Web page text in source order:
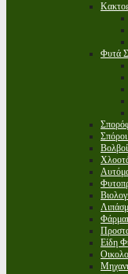
Φυτά
Είδη